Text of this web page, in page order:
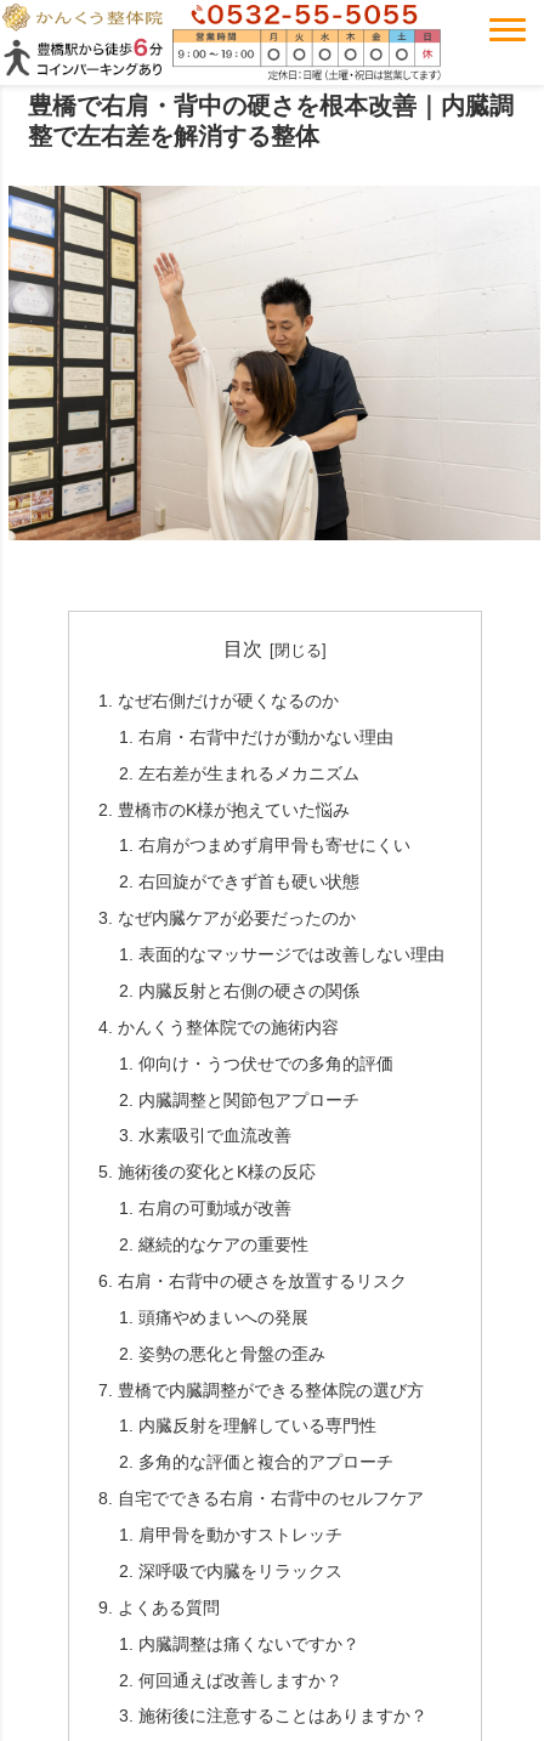
豊橋で右肩・背中の硬さを根本改善｜内臓調
整で左右差を解消する整体
目次
なぜ右側だけが硬くなるのか
右肩・右背中だけが動かない理由
左右差が生まれるメカニズム
豊橋市のK様が抱えていた悩み
右肩がつまめず肩甲骨も寄せにくい
右回旋ができず首も硬い状態
なぜ内臓ケアが必要だったのか
表面的なマッサージでは改善しない理由
内臓反射と右側の硬さの関係
かんくう整体院での施術内容
仰向け・うつ伏せでの多角的評価
内臓調整と関節包アプローチ
水素吸引で血流改善
施術後の変化とK様の反応
右肩の可動域が改善
継続的なケアの重要性
右肩・右背中の硬さを放置するリスク
頭痛やめまいへの発展
姿勢の悪化と骨盤の歪み
豊橋で内臓調整ができる整体院の選び方
内臓反射を理解している専門性
多角的な評価と複合的アプローチ
自宅でできる右肩・右背中のセルフケア
肩甲骨を動かすストレッチ
深呼吸で内臓をリラックス
よくある質問
内臓調整は痛くないですか？
何回通えば改善しますか？
施術後に注意することはありますか？